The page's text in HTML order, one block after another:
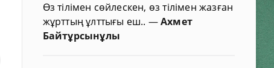
Өз тілімен сөйлескен, өз тілімен жазған
жұрттың ұлттығы еш.. —Ахмет
Байтұрсынұлы